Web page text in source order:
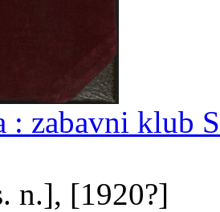
: zabavni klub
n.], [1920?]